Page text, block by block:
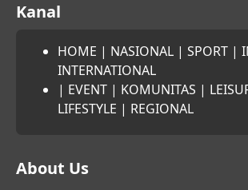
Kanal
HOME | NASIONAL | SPORT |
INTERNATIONAL
| EVENT | KOMUNITAS |
LIFESTYLE | REGIONAL
About Us